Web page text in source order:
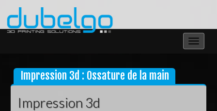
Toggle
Impression 3d : Ossature de la main
Impression 3d